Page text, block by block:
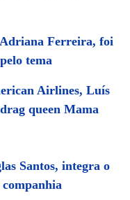
Ferreira, foi
tema
Airlines, Luís
queen Mama
Santos, integra o